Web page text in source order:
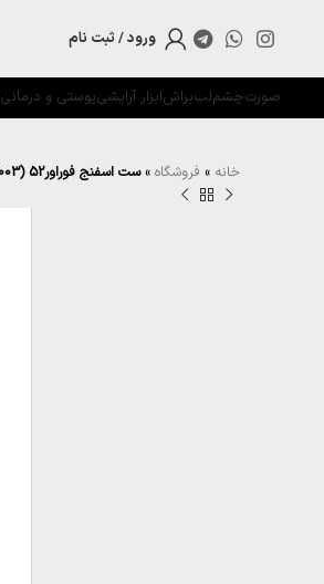
ورود / ثبت نام
صورتچشملببراشابزار آرایشیپوستی و درمانی
خانه » فروشگاه »ست اسفنج فوراور52 (FPX003)